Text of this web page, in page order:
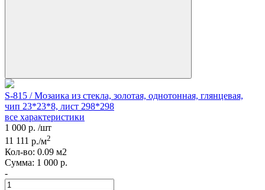
S-815 / Мозаика из стекла, золотая, однотонная, глянцевая,
чип 23*23*8, лист 298*298
все характеристики
1 000 р. /шт
11 111 р./м2
Кол-вo: 0.09 м2
Сумма: 1 000 р.
-